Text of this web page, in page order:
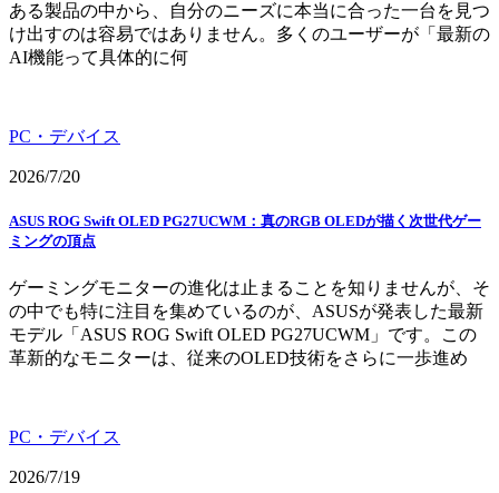
ある製品の中から、自分のニーズに本当に合った一台を見つ
け出すのは容易ではありません。多くのユーザーが「最新の
AI機能って具体的に何
PC・デバイス
2026/7/20
ASUS ROG Swift OLED PG27UCWM：真のRGB OLEDが描く次世代ゲー
ミングの頂点
ゲーミングモニターの進化は止まることを知りませんが、そ
の中でも特に注目を集めているのが、ASUSが発表した最新
モデル「ASUS ROG Swift OLED PG27UCWM」です。この
革新的なモニターは、従来のOLED技術をさらに一歩進め
PC・デバイス
2026/7/19